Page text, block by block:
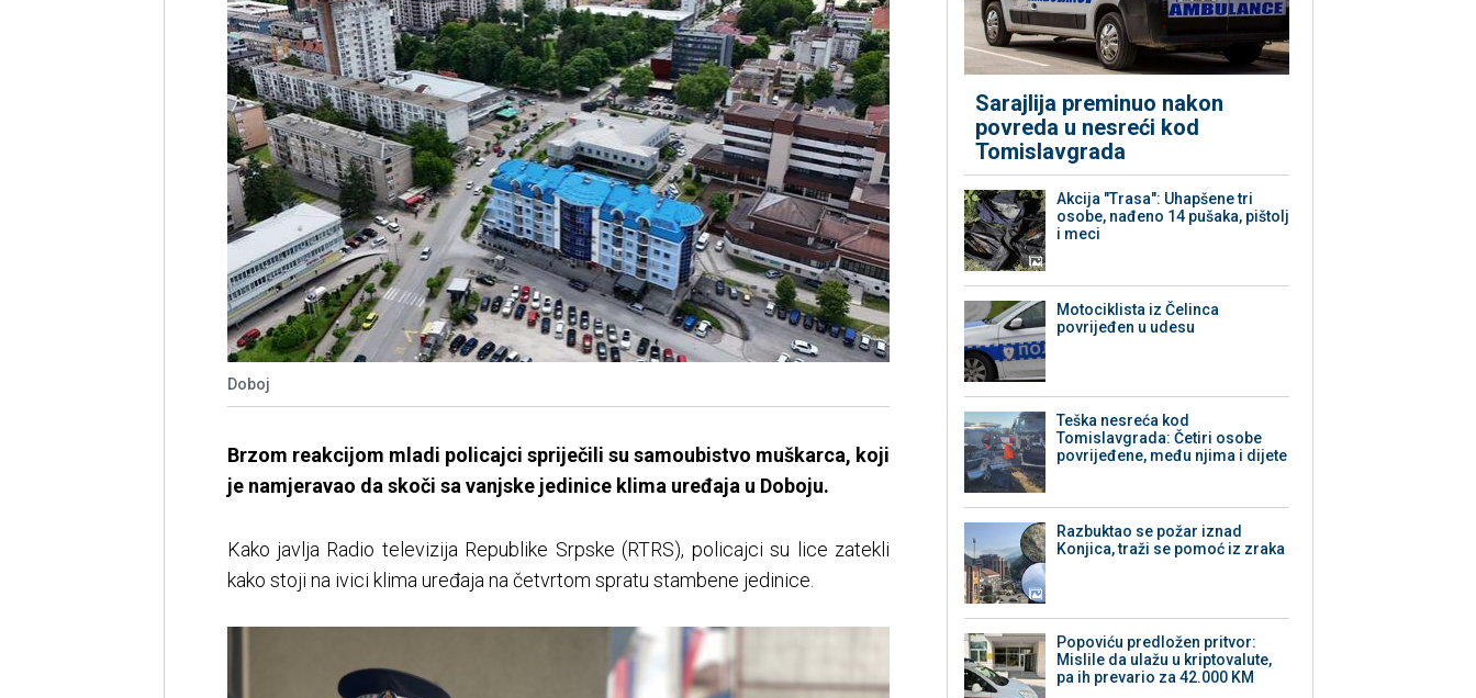
Doboj
Brzom reakcijom mladi policajci spriječili su samoubistvo muškarca, koji
je namjeravao da skoči sa vanjske jedinice klima uređaja u Doboju.
Kako javlja Radio televizija Republike Srpske (RTRS), policajci su lice zatekli
kako stoji na ivici klima uređaja na četvrtom spratu stambene jedinice.
Sarajlija preminuo nakon
povreda u nesreći kod
Tomislavgrada
Akcija "Trasa": Uhapšene tri
osobe, nađeno 14 pušaka, pištolj
i meci
Motociklista iz Čelinca
povrijeđen u udesu
Teška nesreća kod
Tomislavgrada: Četiri osobe
povrijeđene, među njima i dijete
Razbuktao se požar iznad
Konjica, traži se pomoć iz zraka
Popoviću predložen pritvor:
Mislile da ulažu u kriptovalute,
pa ih prevario za 42.000 KM